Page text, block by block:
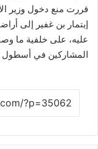
قررت منع دخول وزير
إيتمار بن غفير إلى
عليه، على خلفية ما
المشاركين في أسطول